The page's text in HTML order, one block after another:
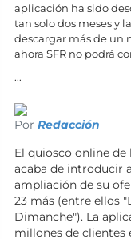
aplicación ha sido
tan solo dos meses y
descargar más de un
ahora SFR no podrá
...
Por Redacción
El quiosco online de
acaba de introducir
ampliación de su
23 más (entre ellos
Dimanche"). La
millones de clientes